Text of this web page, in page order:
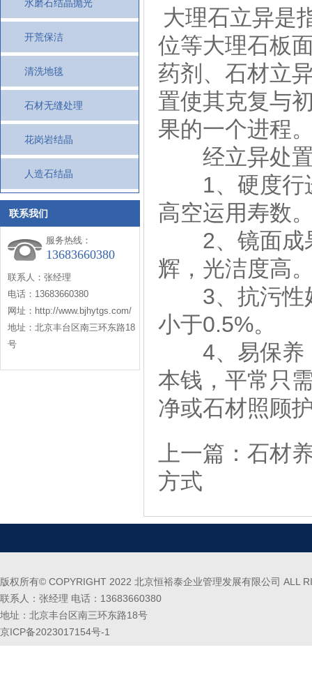
水磨石结晶抛光
开荒保洁
清洗地毯
石材无缝处理
花岗岩结晶
人造石结晶
联系我们
服务热线：
13683660380
联系人：张经理
电话：13683660380
网址：http://www.bjhytgs.com/
地址：北京丰台区南三环东路18
号
大理石立异是
位等大理石板
药剂、石材立
置使其克复与
果的一个进程
经立异处置
1、硬度行进
高空运用寿数
2、镜面成果
辉，光洁度高
3、抗污性好
小于0.5%。
4、易保养：
本钱，平常只
净或石材照顾
上一篇： 石材
方式
版权所有© COPYRIGHT 2022 北京恒裕泰企业管理发展有限公司 ALL
联系人：张经理 电话：13683660380
地址：北京丰台区南三环东路18号
京ICP备2023017154号-1